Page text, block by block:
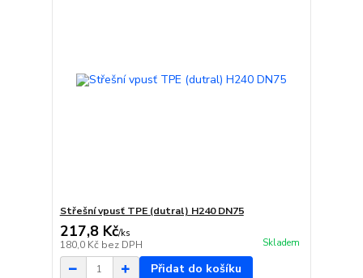
Střešní vpusť TPE (dutral) H240 DN75
217,8 Kč/ks
180,0 Kč bez DPH Skladem
Přidat do košíku